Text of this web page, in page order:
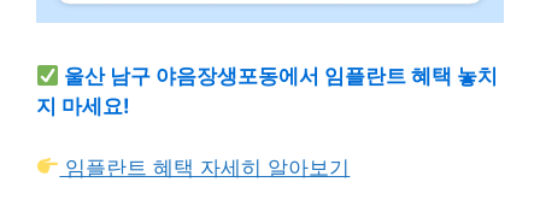
울산 남구 야음장생포동에서 임플란트 혜택 놓치
지 마세요!
임플란트 혜택 자세히 알아보기